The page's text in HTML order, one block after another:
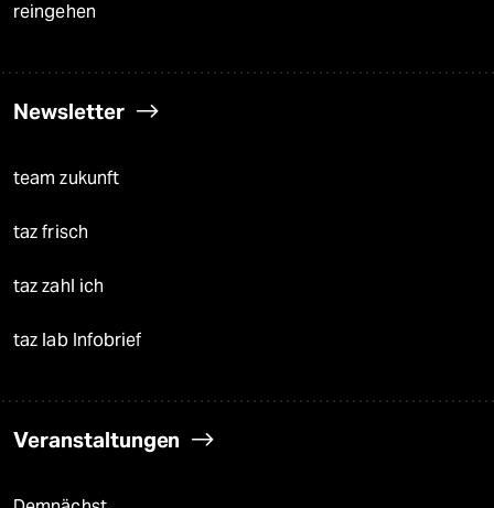
reingehen
Newsletter
team zukunft
taz frisch
taz zahl ich
taz lab Infobrief
Veranstaltungen